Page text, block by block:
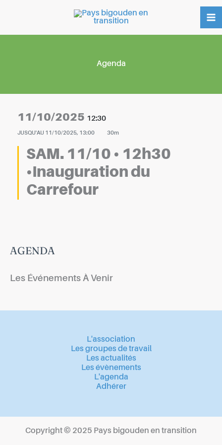
Agenda
11/10/2025 12:30
JUSQU'AU 11/10/2025, 13:00 30m
SAM. 11/10 • 12h30
•Inauguration du
Carrefour
AGENDA
Les Événements À Venir
L'association
Les groupes de travail
Les actualités
Les évènements
L'agenda
Adhérer
Copyright © 2025 Pays bigouden en transition